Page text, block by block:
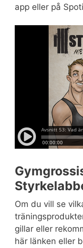
app eller på
Om du vill se
gillar eller
här länken eller